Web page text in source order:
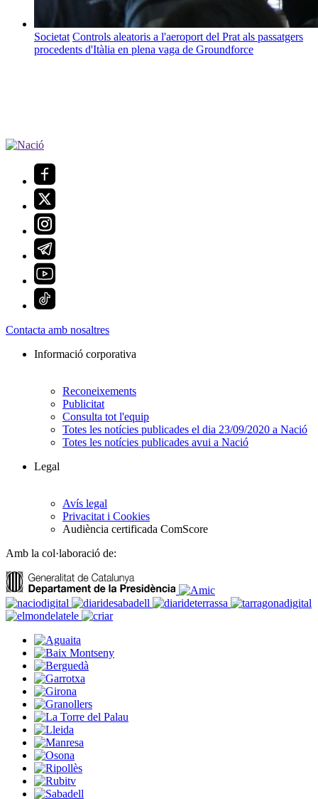
Societat Controls aleatoris a l'aeroport del Prat als passatgers
procedents d'Itàlia en plena vaga de Groundforce
Contacta amb nosaltres
Informació corporativa
Reconeixements
Publicitat
Consulta tot l'equip
Totes les notícies publicades el dia 23/09/2020 a Nació
Totes les notícies publicades avui a Nació
Legal
Avís legal
Privacitat i Cookies
Audiència certificada ComScore
Amb la col·laboració de: